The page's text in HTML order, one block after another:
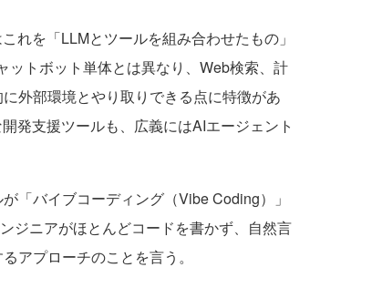
れを「LLMとツールを組み合わせたもの」
ットボット単体とは異なり、Web検索、計
外部環境とやり取りできる点に特徴があ
発支援ツールも、広義にはAIエージェント
「バイブコーディング（Vibe Coding）」
ジニアがほとんどコードを書かず、自然言
アプローチのことを言う。